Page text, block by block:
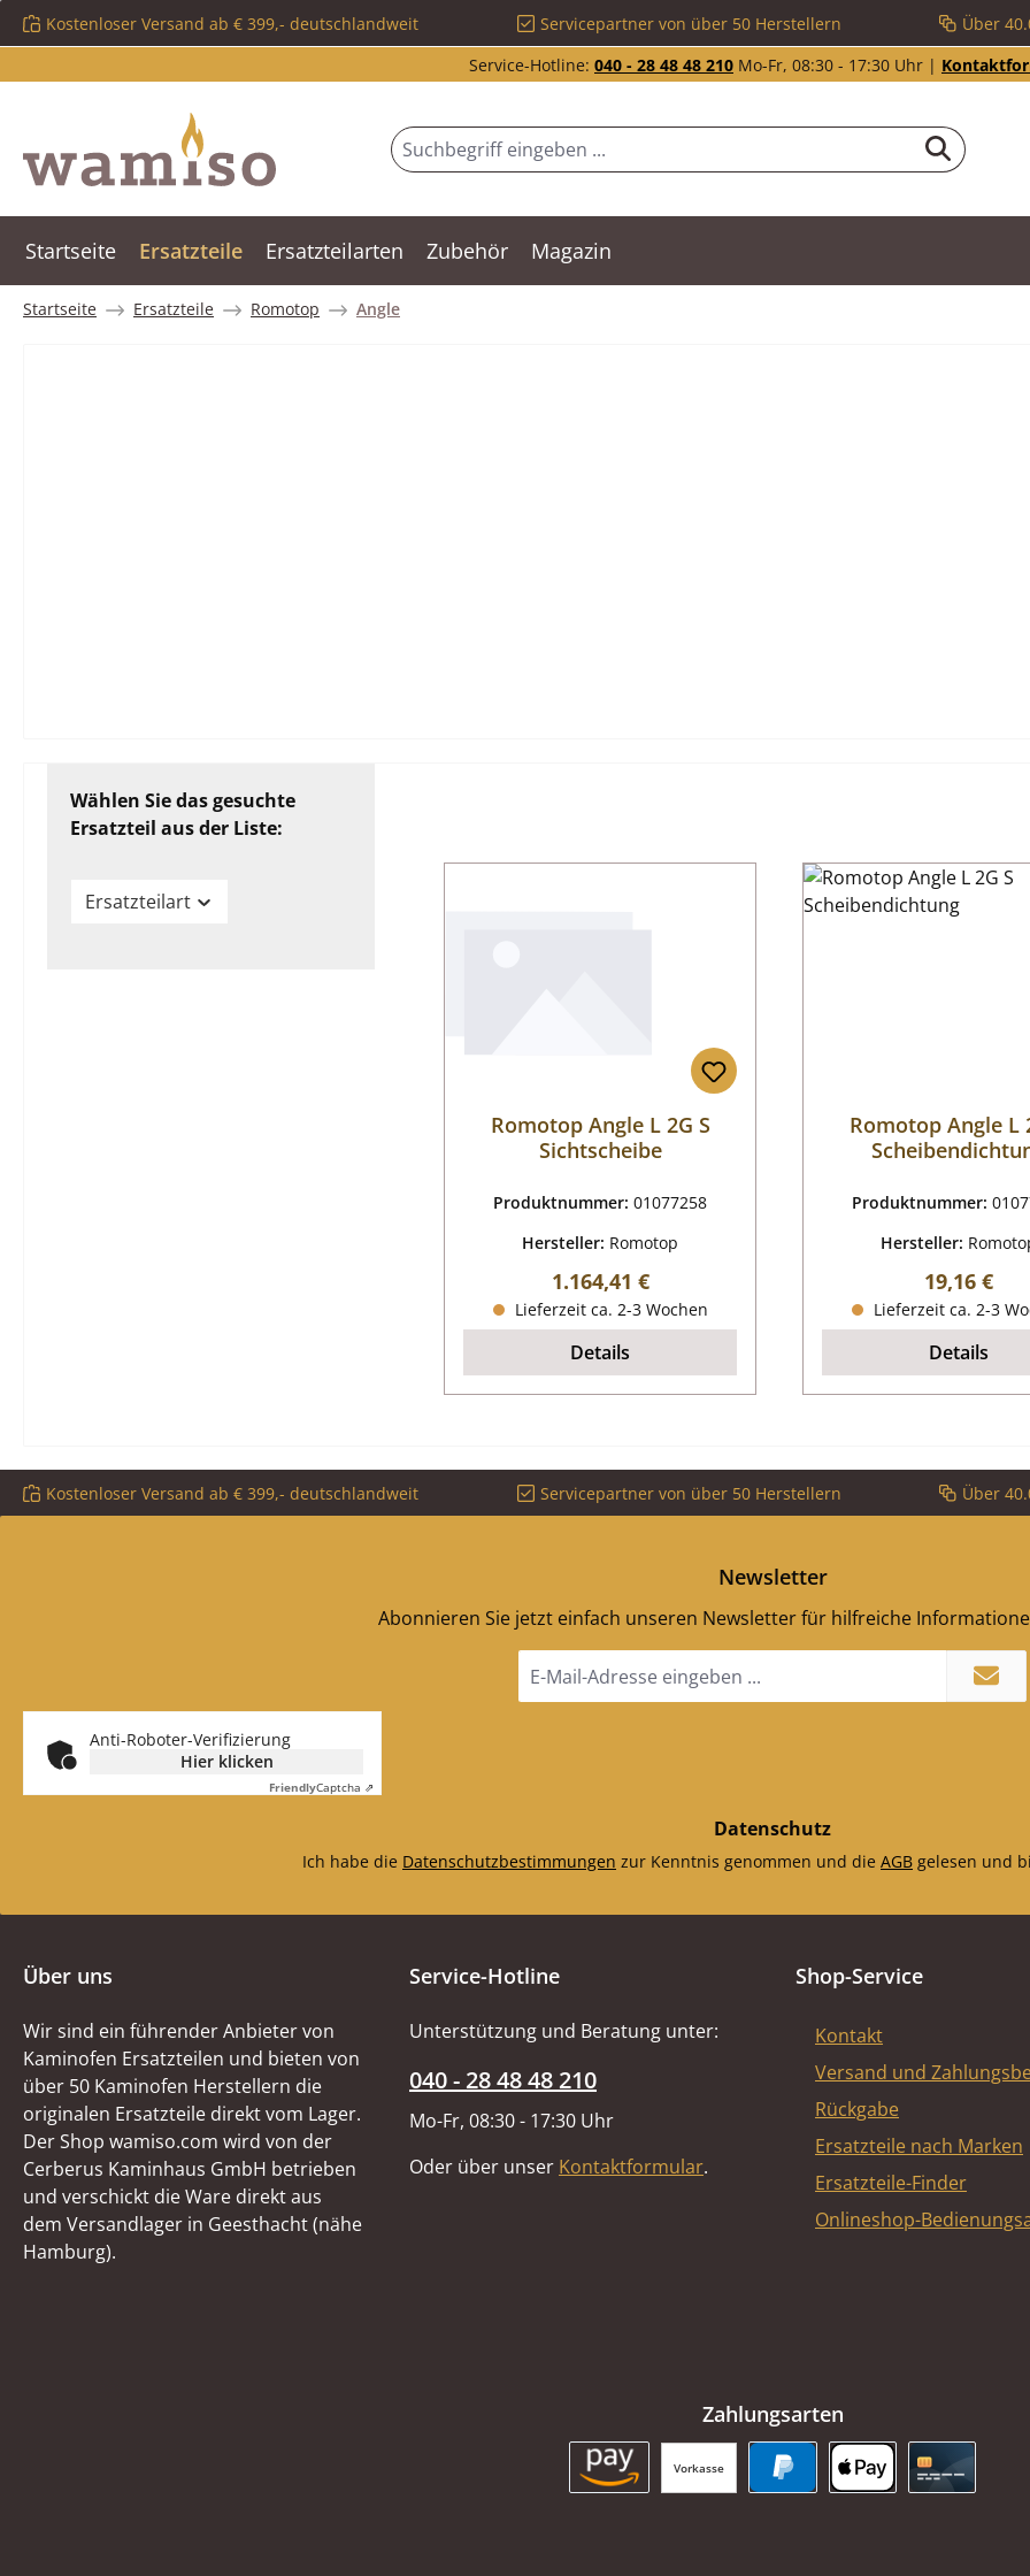
Hauptinhalt springen
Zur Suche springen
Zur Hauptnavigation springen
Kostenloser Versand ab € 399,- deutschlandweit Servicepartner von über 50 Herstellern Über
Service-Hotline: 040 - 28 48 48 210 Mo-Fr, 08:30 - 17:30 Uhr |
Startseite Ersatzteile Ersatzteilarten Zubehör Magazin
Startseite Ersatzteile Romotop Angle
Wählen Sie das gesuchte
Ersatzteil aus der Liste:
Ersatzteilart
Romotop Angle L 2G S
Sichtscheibe
Produktnummer:01077258
Hersteller: Romotop
Regulärer Preis:
1.164,41 €
Lieferzeit ca. 2-3 Wochen
Details
Romotop Angle L
Produktnummer:
Hersteller:
Regulärer
19,16 €
Lieferzeit ca. 2-3
Details
Kostenloser Versand ab € 399,- deutschlandweit Servicepartner von über 50 Herstellern Über
Newsletter
Abonnieren Sie jetzt einfach unseren Newsletter für hilfreiche
Mail-
Anti-Roboter-Verifizierung
Hier klicken
FriendlyCaptcha ⇗
Datenschutz
Ich habe die Datenschutzbestimmungen zur Kenntnis genommen und die AGB gelesen und
Über uns
Wir sind ein führender Anbieter von
Kaminofen Ersatzteilen und bieten von
über 50 Kaminofen Herstellern die
originalen Ersatzteile direkt vom Lager.
Der Shop wamiso.com wird von der
Cerberus Kaminhaus GmbH betrieben
und verschickt die Ware direkt aus
dem Versandlager in Geesthacht (nähe
Hamburg).
Service-Hotline
Unterstützung und Beratung unter:
040 - 28 48 48 210
Mo-Fr, 08:30 - 17:30 Uhr
Oder über unser Kontaktformular.
Shop-Service
Kontakt
Versand und
Rückgabe
Ersatzteile nach Marken
Ersatzteile-Finder
Onlineshop-
Zahlungsarten
Vorkasse